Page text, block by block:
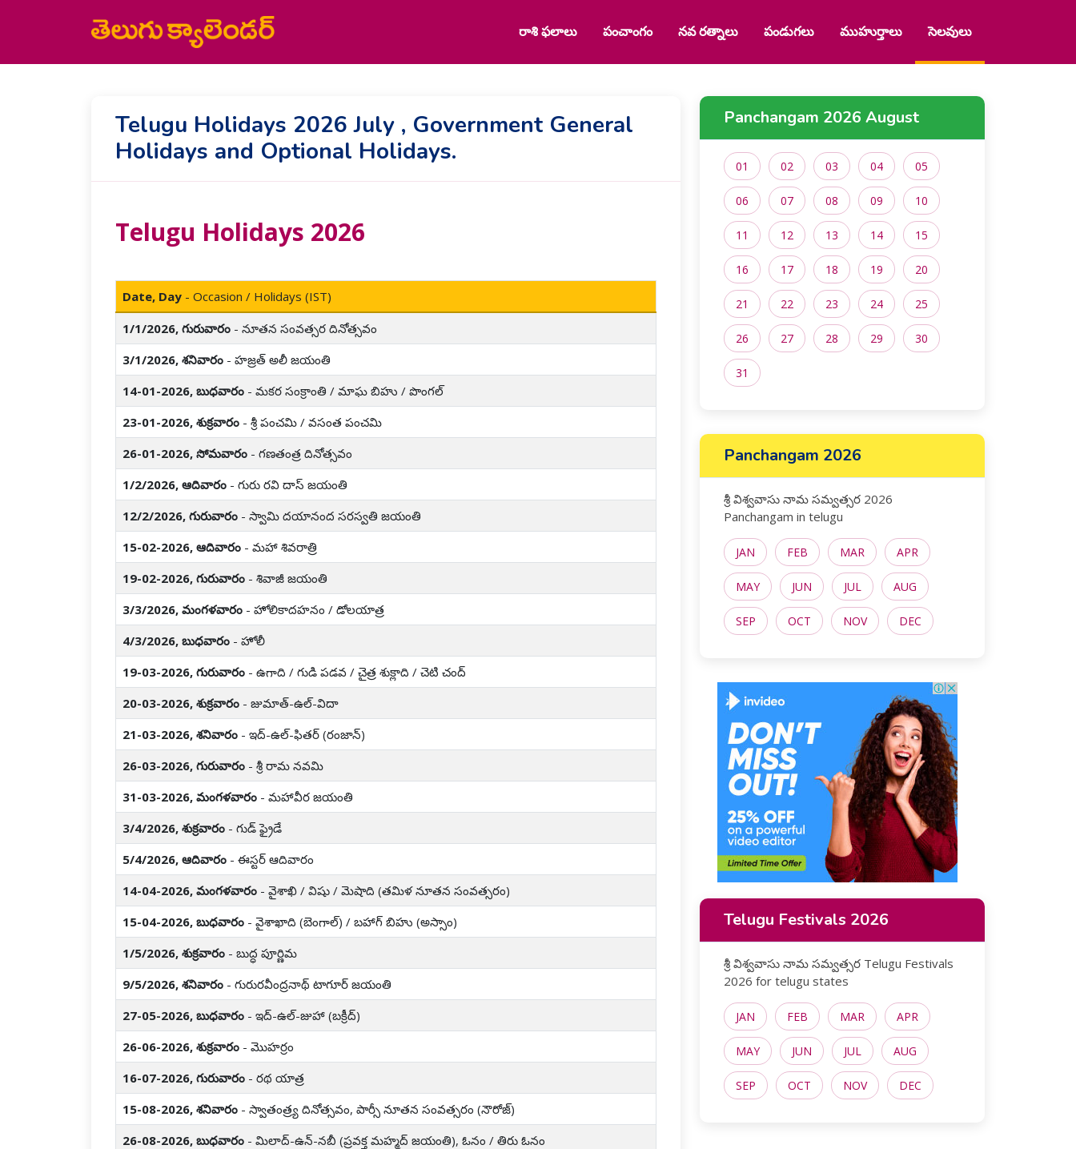
రాశి ఫలాలు పంచాంగం నవ రత్నాలు పండుగలు ముహుర్తాలు సెలవులు
Telugu Holidays 2026 July , Government General
Holidays and Optional Holidays.
Telugu Holidays 2026
Date, Day - Occasion / Holidays (IST)
1/1/2026, గురువారం - నూతన సంవత్సర దినోత్సవం
3/1/2026, శనివారం - హజ్రత్ అలీ జయంతి
14-01-2026, బుధవారం - మకర సంక్రాంతి / మాఘ బిహు / పొంగల్
23-01-2026, శుక్రవారం - శ్రీ పంచమి / వసంత పంచమి
26-01-2026, సోమవారం - గణతంత్ర దినోత్సవం
1/2/2026, ఆదివారం - గురు రవి దాస్ జయంతి
12/2/2026, గురువారం - స్వామి దయానంద సరస్వతి జయంతి
15-02-2026, ఆదివారం - మహా శివరాత్రి
19-02-2026, గురువారం - శివాజీ జయంతి
3/3/2026, మంగళవారం - హోలికాదహనం / డోలయాత్ర
4/3/2026, బుధవారం - హోలీ
19-03-2026, గురువారం - ఉగాది / గుడి పడవ / చైత్ర శుక్లాది / చెటి చంద్
20-03-2026, శుక్రవారం - జుమాత్-ఉల్-విదా
21-03-2026, శనివారం - ఇద్-ఉల్-ఫితర్ (రంజాన్)
26-03-2026, గురువారం - శ్రీ రామ నవమి
31-03-2026, మంగళవారం - మహావీర జయంతి
3/4/2026, శుక్రవారం - గుడ్ ఫ్రైడే
5/4/2026, ఆదివారం - ఈస్టర్ ఆదివారం
14-04-2026, మంగళవారం - వైశాఖి / విషు / మెషాది (తమిళ నూతన సంవత్సరం)
15-04-2026, బుధవారం - వైశాఖాది (బెంగాల్) / బహాగ్ బిహు (అస్సాం)
1/5/2026, శుక్రవారం - బుద్ధ పూర్ణిమ
9/5/2026, శనివారం - గురురవీంద్రనాథ్ టాగూర్ జయంతి
27-05-2026, బుధవారం - ఇద్-ఉల్-జుహా (బక్రీద్)
26-06-2026, శుక్రవారం - మొహర్రం
16-07-2026, గురువారం - రథ యాత్ర
15-08-2026, శనివారం - స్వాతంత్ర్య దినోత్సవం, పార్సీ నూతన సంవత్సరం (నౌరోజ్)
26-08-2026, బుధవారం - మిలాద్-ఉన్-నబీ (ప్రవక్త మహ్మద్ జయంతి), ఓనం / తిరు ఓనం
Panchangam 2026 August
01 02 03 04 05
06 07 08 09 10
11 12 13 14 15
16 17 18 19 20
21 22 23 24 25
26 27 28 29 30
31
Panchangam 2026
శ్రీ విశ్వవాసు నామ సమ్వత్సర 2026
Panchangam in telugu
JAN FEB MAR APR
MAY JUN JUL AUG
SEP OCT NOV DEC
Telugu Festivals 2026
శ్రీ విశ్వవాసు నామ సమ్వత్సర Telugu Festivals
2026 for telugu states
JAN FEB MAR APR
MAY JUN JUL AUG
SEP OCT NOV DEC